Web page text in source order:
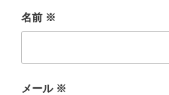
名前 ※
メール ※